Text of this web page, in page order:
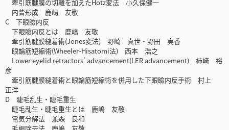
牽引筋腱膜の切離を加えたHotz変法 小久保健一
内眥形成 鹿嶋 友敬
C 下眼瞼内反
下眼瞼内反とは 鹿嶋 友敬
牽引筋腱膜縫着術(Jones変法) 野崎 真世・野田 実香
眼輪筋短縮術(Wheeler-Hisatomi法) 西本 浩之
Lower eyelid retractors' advancement(LER advancement) 柿﨑 裕
彦
牽引筋腱膜縫着術と眼輪筋短縮術を併用した下眼瞼内反手術 村上
正洋
D 睫毛乱生・睫毛重生
睫毛乱生・睫毛重生とは 鹿嶋 友敬
電気分解法 兼森 良和